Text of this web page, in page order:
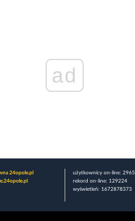
ad
24opole.pl
użytkownicy on-line: 2965
rekord on-line: 129224
wyświetleń: 1672878373